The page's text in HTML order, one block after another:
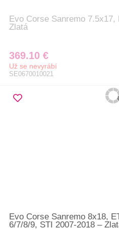
Evo Corse Sanremo
Zlatá
369.10 €
Už se nevyrábí
SE0670010021
Evo Corse Sanremo 8x18,
6/7/8/9, STI 2007-2018 –